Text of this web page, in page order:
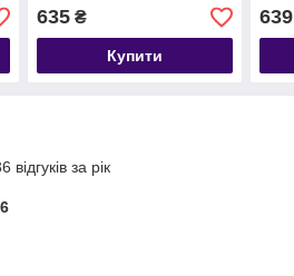
635₴
Купити
639
за рік